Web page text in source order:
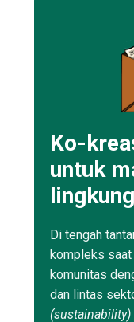
Ko-
untuk
Di tengah
kompleks saat
komunitas
dan lintas
(sustainability)